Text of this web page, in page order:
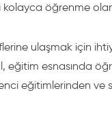
kolayca öğrenme
ulaşmak için
eğitim esnasında
eğitimlerinden ve